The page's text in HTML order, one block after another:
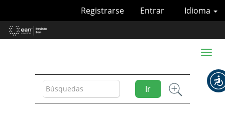
Contenido
principal
Idioma
Registrarse Entrar
Ir
Toggle